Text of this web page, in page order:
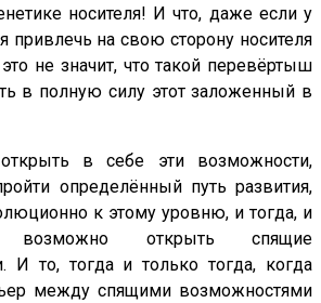
носителя! И что, даже если у
привлечь на свою сторону носителя
не значит, что такой перевёртыш
в полную силу этот заложенный в
в себе эти возможности,
определённый путь развития,
к этому уровню, и тогда, и
возможно открыть спящие
И то, тогда и только тогда, когда
между спящими возможностями